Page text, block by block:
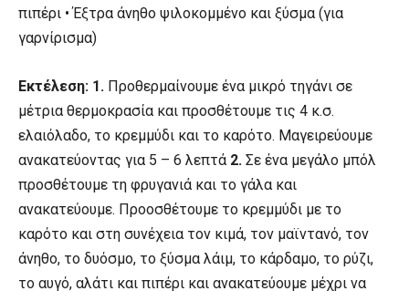
πιπέρι • Έξτρα άνηθο ψιλοκομμένο και ξύσμα (για
γαρνίρισμα)
Εκτέλεση: 1. Προθερμαίνουμε ένα μικρό τηγάνι σε
μέτρια θερμοκρασία και προσθέτουμε τις 4 κ.σ.
ελαιόλαδο, το κρεμμύδι και το καρότο. Μαγειρεύουμε
ανακατεύοντας για 5 – 6 λεπτά 2. Σε ένα μεγάλο μπόλ
προσθέτουμε τη φρυγανιά και το γάλα και
ανακατεύουμε. Προοσθέτουμε το κρεμμύδι με το
καρότο και στη συνέχεια τον κιμά, τον μαϊντανό, τον
άνηθο, το δυόσμο, το ξύσμα λάιμ, το κάρδαμο, το ρύζι,
το αυγό, αλάτι και πιπέρι και ανακατεύουμε μέχρι να